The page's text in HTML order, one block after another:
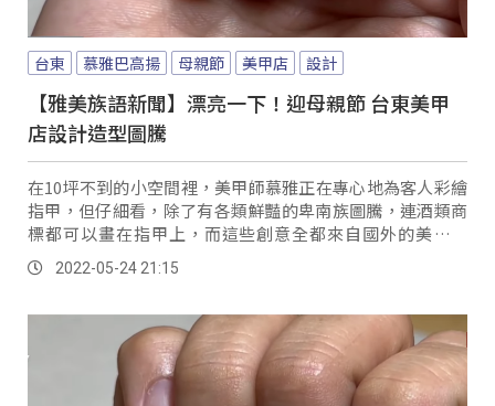
台東 慕雅巴高揚 母親節 美甲店 設計
【雅美族語新聞】漂亮一下！迎母親節 台東美甲
店設計造型圖騰
在10坪不到的小空間裡，美甲師慕雅正在專心地為客人彩繪
指甲，但仔細看，除了有各類鮮豔的卑南族圖騰，連酒類商
標都可以畫在指甲上，而這些創意全都來自國外的美甲造
型。2022-05-24 21:15